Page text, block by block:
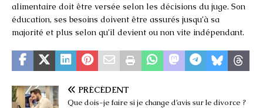
alimentaire doit être versée selon les décisions du juge. Son
éducation, ses besoins doivent être assurés jusqu’à sa
majorité et plus selon qu’il devient ou non vite indépendant.
PRÉCÉDENT
Que dois-je faire si je change d’avis sur le divorce ?